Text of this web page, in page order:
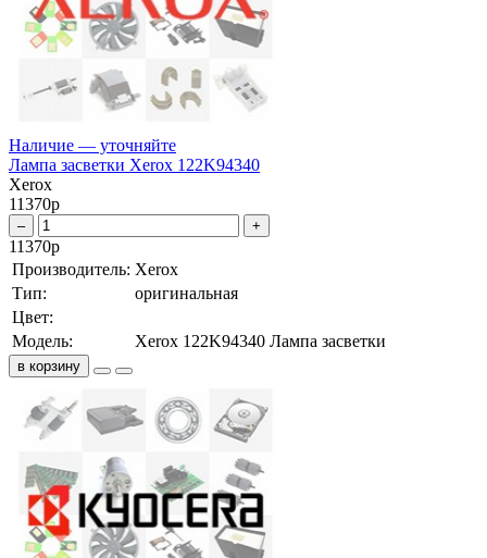
Наличие — уточняйте
Лампа засветки Xerox 122K94340
Xerox
11370р
– +
11370р
Производитель: Xerox
Тип:
оригинальная
Цвет:
Модель:
Xerox 122K94340 Лампа засветки
в корзину